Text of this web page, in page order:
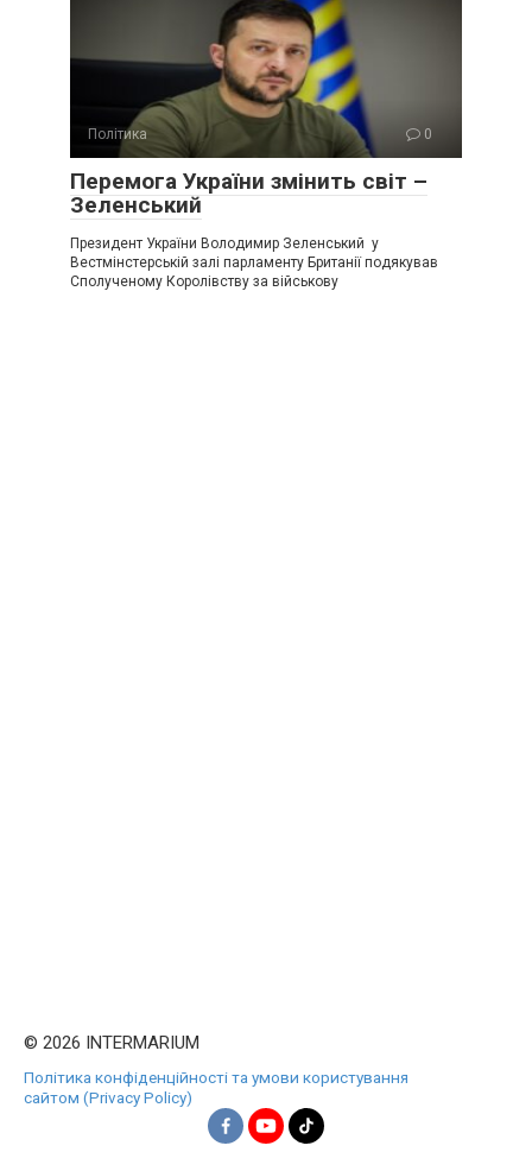
Політика 0
Перемога України змінить світ –
Зеленський
Президент України Володимир Зеленський у
Вестмінстерській залі парламенту Британії подякував
Сполученому Королівству за військову
© 2026 INTERMARIUM
Політика конфіденційності та умови користування
сайтом (Privacy Policy)